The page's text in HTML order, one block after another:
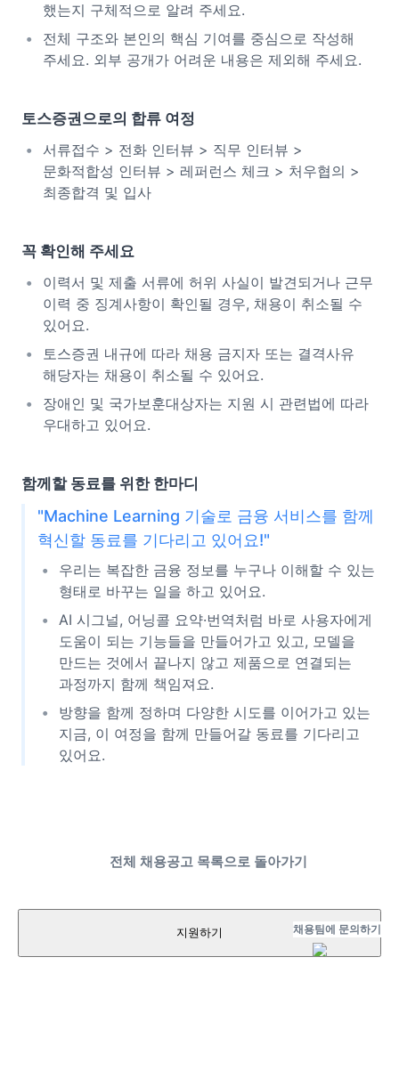
했는지 구체적으로 알려 주세요.
전체 구조와 본인의 핵심 기여를 중심으로 작성해
주세요. 외부 공개가 어려운 내용은 제외해 주세요.
토스증권으로의 합류 여정
서류접수 > 전화 인터뷰 > 직무 인터뷰 >
문화적합성 인터뷰 > 레퍼런스 체크 > 처우협의 >
최종합격 및 입사
꼭 확인해 주세요
이력서 및 제출 서류에 허위 사실이 발견되거나 근무
이력 중 징계사항이 확인될 경우, 채용이 취소될 수
있어요.
토스증권 내규에 따라 채용 금지자 또는 결격사유
해당자는 채용이 취소될 수 있어요.
장애인 및 국가보훈대상자는 지원 시 관련법에 따라
우대하고 있어요.
함께할 동료를 위한 한마디
"Machine Learning 기술로 금융 서비스를 함께
혁신할 동료를 기다리고 있어요!"
우리는 복잡한 금융 정보를 누구나 이해할 수 있는
형태로 바꾸는 일을 하고 있어요.
AI 시그널, 어닝콜 요약·번역처럼 바로 사용자에게
도움이 되는 기능들을 만들어가고 있고, 모델을
만드는 것에서 끝나지 않고 제품으로 연결되는
과정까지 함께 책임져요.
방향을 함께 정하며 다양한 시도를 이어가고 있는
지금, 이 여정을 함께 만들어갈 동료를 기다리고
있어요.
전체 채용공고 목록으로 돌아가기
지원하기 채용팀에 문의하기